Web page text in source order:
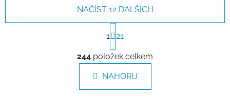
O
v
l
á
d
NAČÍST 12 DALŠÍCH
S
t
r
á
n
k
1 21
244 položek celkem
NAHORU